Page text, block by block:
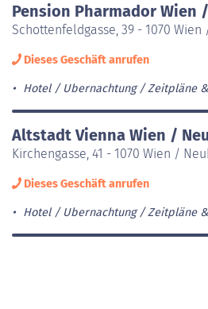
Pension Pharmador Wien
Schottenfeldgasse, 39 - 1070 Wien
Dieses Geschäft anrufen
Hotel / Ubernachtung Zeitpläne
Altstadt Vienna Wien /
Kirchengasse, 41 - 1070 Wien /
Dieses Geschäft anrufen
Hotel / Ubernachtung Zeitpläne